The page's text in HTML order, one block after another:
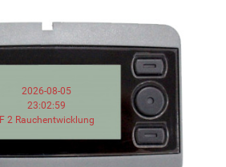
2026-08-05
23:02:59
F 2 Rauchentwicklung